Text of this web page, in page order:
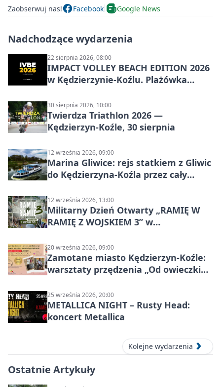
Zaobserwuj nas! Facebook Google News
Nadchodzące wydarzenia
22 sierpnia 2026, 08:00
IMPACT VOLLEY BEACH EDITION 2026
w Kędzierzynie-Koźlu. Plażówka
30 sierpnia 2026, 10:00
Twierdza Triathlon 2026 —
Kędzierzyn-Koźle, 30 sierpnia
12 września 2026, 09:00
Marina Gliwice: rejs statkiem z Gliwic
do Kędzierzyna-Koźla przez cały
12 września 2026, 13:00
Militarny Dzień Otwarty „RAMIĘ W
RAMIĘ Z WOJSKIEM 3” w
20 września 2026, 09:00
Zamotane miasto Kędzierzyn-Koźle:
warsztaty przędzenia „Od owieczki
25 września 2026, 20:00
METALLICA NIGHT – Rusty Head:
koncert Metallica
Kolejne wydarzenia
Ostatnie Artykuły